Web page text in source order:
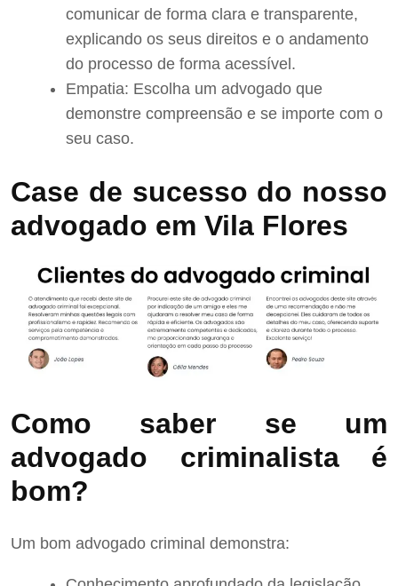
comunicar de forma clara e transparente,
explicando os seus direitos e o andamento
do processo de forma acessível.
Empatia: Escolha um advogado que
demonstre compreensão e se importe com o
seu caso.
Case de sucesso do nosso
advogado em Vila Flores
Como saber se um
advogado criminalista é
bom?
Um bom advogado criminal demonstra: